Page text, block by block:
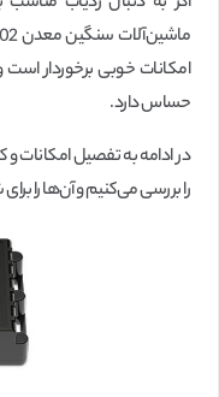
امکانات خوبی برخوردار
حساس دارد.
در ادامه به تفصیل امکانات
را بررسی می‌کنیم و آن‌ها را